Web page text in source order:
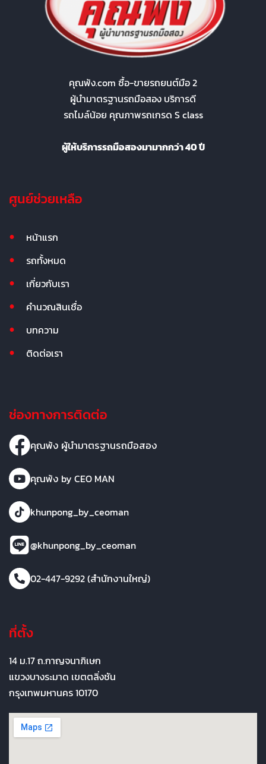
คุณพ้ง.com ซื้อ-ขายรถยนต์มือ 2
ผู้นำมาตรฐานรถมือสอง บริการดี
รถไมล์น้อย คุณภาพรถเกรด S class
ผู้ให้บริการรถมือสองมามากกว่า 40 ปี
ศูนย์ช่วยเหลือ
หน้าแรก
รถทั้งหมด
เกี่ยวกับเรา
คำนวณสินเชื่อ
บทความ
ติดต่อเรา
ช่องทางการติดต่อ
คุณพ้ง ผู้นำมาตรฐานรถมือสอง
คุณพ้ง by CEO MAN
khunpong_by_ceoman
@khunpong_by_ceoman
02-447-9292 (สำนักงานใหญ่)
ที่ตั้ง
14 ม.17 ถ.กาญจนาภิเษก
แขวงบางระมาด เขตตลิ่งชัน
กรุงเทพมหานคร 10170